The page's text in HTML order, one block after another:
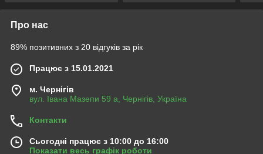
Про нас
89% позитивних з 20 відгуків за рік
Працює з 15.01.2021
м. Чернігів
вул. Івана Мазепи 59 а, Чернігів, Україна
Контакти
Сьогодні працює з 10:00 до 16:00
Показати весь графік роботи